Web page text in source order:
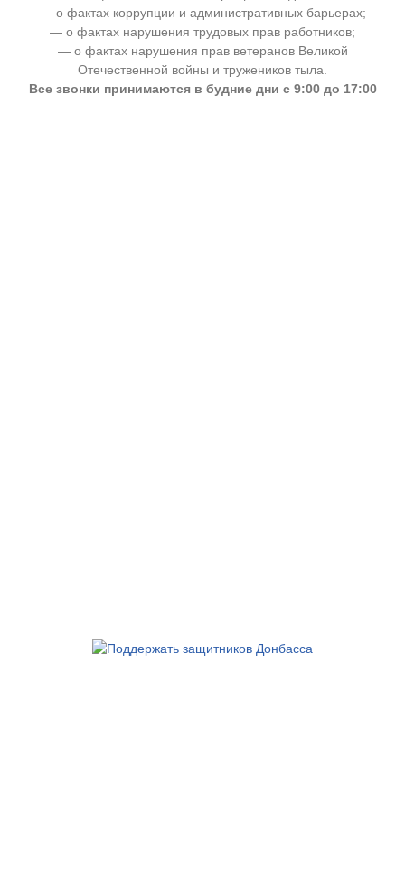
— о фактах коррупции и административных барьерах;
— о фактах нарушения трудовых прав работников;
— о фактах нарушения прав ветеранов Великой
Отечественной войны и тружеников тыла.
Все звонки принимаются в будние дни с 9:00 до 17:00